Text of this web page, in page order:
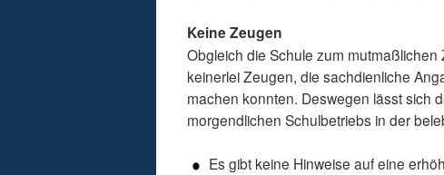
Keine Zeugen
Obgleich die Schule zum
keinerlei Zeugen, die sachdienliche
machen konnten. Deswegen lässt sich
morgendlichen Schulbetriebs in der
Es gibt keine Hinweise auf eine